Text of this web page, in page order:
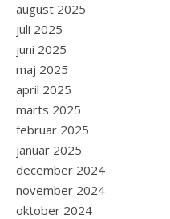
august 2025
juli 2025
juni 2025
maj 2025
april 2025
marts 2025
februar 2025
januar 2025
december 2024
november 2024
oktober 2024